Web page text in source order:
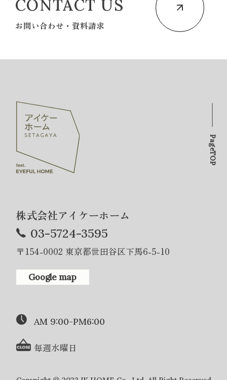
CONTACT US
お問い合わせ・資料請求
株式会社アイケーホーム
03-5724-3595
〒154-0002 東京都世田谷区下馬6-5-10
Google map
AM 9:00-PM6:00
毎週水曜日
PageTOP